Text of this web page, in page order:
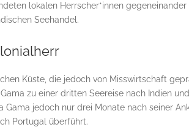
lokalen Herrscher*innen gegeneinander
Seehandel.
Küste, die jedoch von Misswirtschaft
zu einer dritten Seereise nach Indien und
jedoch nur drei Monate nach seiner
Portugal überführt.